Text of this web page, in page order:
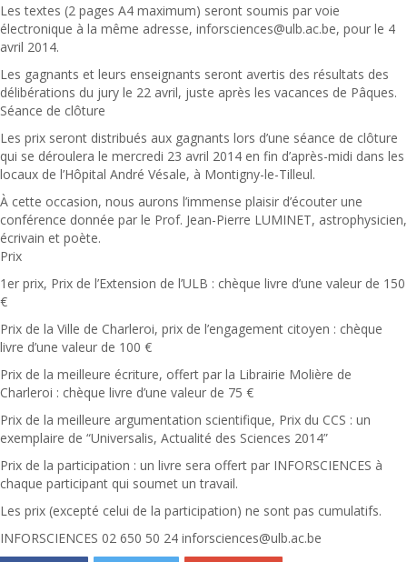
Les textes (2 pages A4 maximum) seront soumis par voie
électronique à la même adresse, inforsciences@ulb.ac.be, pour le 4
avril 2014.
Les gagnants et leurs enseignants seront avertis des résultats des
délibérations du jury le 22 avril, juste après les vacances de Pâques.
Séance de clôture
Les prix seront distribués aux gagnants lors d’une séance de clôture
qui se déroulera le mercredi 23 avril 2014 en fin d’après-midi dans les
locaux de l’Hôpital André Vésale, à Montigny-le-Tilleul.
À cette occasion, nous aurons l’immense plaisir d’écouter une
conférence donnée par le Prof. Jean-Pierre LUMINET, astrophysicien,
écrivain et poète.
Prix
1er prix, Prix de l’Extension de l’ULB : chèque livre d’une valeur de 150
€
Prix de la Ville de Charleroi, prix de l’engagement citoyen : chèque
livre d’une valeur de 100 €
Prix de la meilleure écriture, offert par la Librairie Molière de
Charleroi : chèque livre d’une valeur de 75 €
Prix de la meilleure argumentation scientifique, Prix du CCS : un
exemplaire de “Universalis, Actualité des Sciences 2014”
Prix de la participation : un livre sera offert par INFORSCIENCES à
chaque participant qui soumet un travail.
Les prix (excepté celui de la participation) ne sont pas cumulatifs.
INFORSCIENCES 02 650 50 24 inforsciences@ulb.ac.be